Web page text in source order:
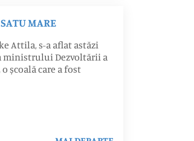
MARE
Attila, s-a aflat astăzi
ministrului Dezvoltării a
școală care a fost